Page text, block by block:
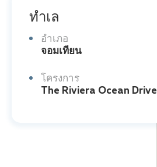
ทำเล
อำเภอ
จอมเทียน
โครงการ
The Riviera Ocean Drive